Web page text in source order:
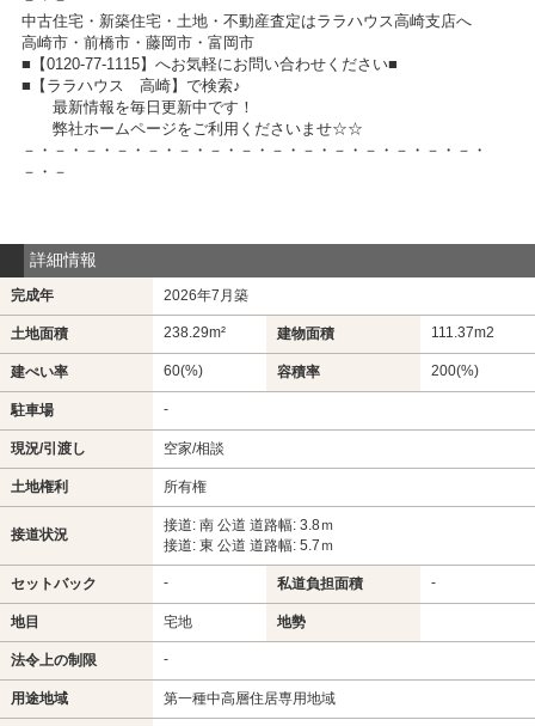
中古住宅・新築住宅・土地・不動産査定はララハウス高崎支店へ
高崎市・前橋市・藤岡市・富岡市
■【0120-77-1115】へお気軽にお問い合わせください■
■【ララハウス 高崎】で検索♪
最新情報を毎日更新中です！
弊社ホームページをご利用くださいませ☆☆
－・－・－・－・－・－・－・－・－・－・－・－・－・－・－・
－・－
詳細情報
完成年 2026年7月築
土地面積 238.29m² 建物面積 111.37m2
建ぺい率 60(%) 容積率 200(%)
駐車場 -
現況/引渡し 空家/相談
土地権利 所有権
接道状況
接道: 南 公道 道路幅: 3.8ｍ
接道: 東 公道 道路幅: 5.7ｍ
セットバック - 私道負担面積 -
地目 宅地 地勢
法令上の制限 -
用途地域 第一種中高層住居専用地域